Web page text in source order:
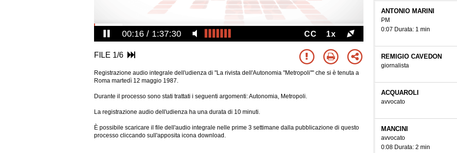
00:17 1:37:30 CC 1x
FILE 1/6
Registrazione audio integrale dell'udienza di "La rivista dell'Autonomia "Metropoli"" che si è tenuta a
Roma martedì 12 maggio 1987.
Durante il processo sono stati trattati i seguenti argomenti: Autonomia, Metropoli.
La registrazione audio dell'udienza ha una durata di 10 minuti.
È possibile scaricare il file dell'audio integrale nelle prime 3 settimane dalla pubblicazione di questo
processo cliccando sull'apposita icona download.
ANTONIO MARINI
PM
0:07 Durata: 1 min
REMIGIO CAVEDON
giornalista
ACQUAROLI
avvocato
MANCINI
avvocato
0:08 Durata: 2 min